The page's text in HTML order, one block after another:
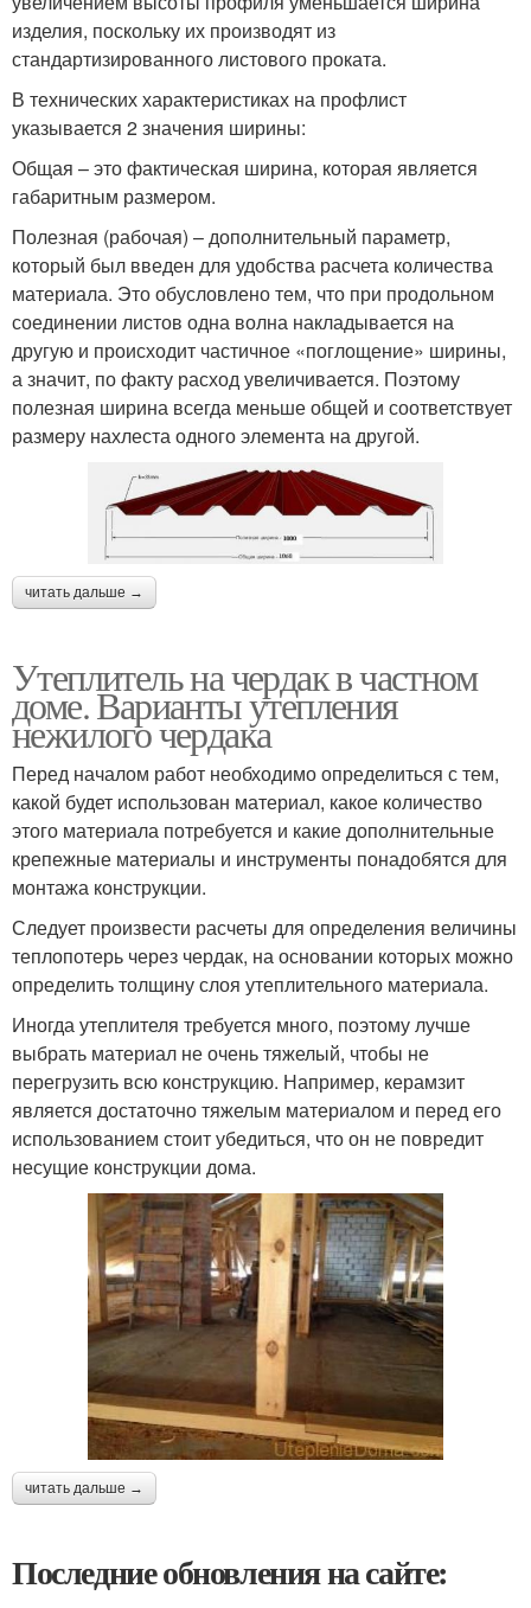
изделия, поскольку их производят из
стандартизированного листового проката.
В технических характеристиках на профлист
указывается 2 значения ширины:
Общая – это фактическая ширина, которая является
габаритным размером.
Полезная (рабочая) – дополнительный параметр,
который был введен для удобства расчета количества
материала. Это обусловлено тем, что при продольном
соединении листов одна волна накладывается на
другую и происходит частичное «поглощение» ширины,
а значит, по факту расход увеличивается. Поэтому
полезная ширина всегда меньше общей и соответствует
размеру нахлеста одного элемента на другой.
читать дальше →
Утеплитель на чердак в частном
доме. Варианты утепления
нежилого чердака
Перед началом работ необходимо определиться с тем,
какой будет использован материал, какое количество
этого материала потребуется и какие дополнительные
крепежные материалы и инструменты понадобятся для
монтажа конструкции.
Следует произвести расчеты для определения величины
теплопотерь через чердак, на основании которых можно
определить толщину слоя утеплительного материала.
Иногда утеплителя требуется много, поэтому лучше
выбрать материал не очень тяжелый, чтобы не
перегрузить всю конструкцию. Например, керамзит
является достаточно тяжелым материалом и перед его
использованием стоит убедиться, что он не повредит
несущие конструкции дома.
читать дальше →
Последние обновления на сайте: